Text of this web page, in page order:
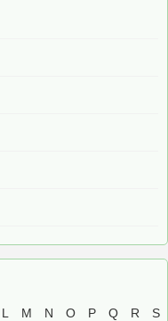
L M N O P Q R S